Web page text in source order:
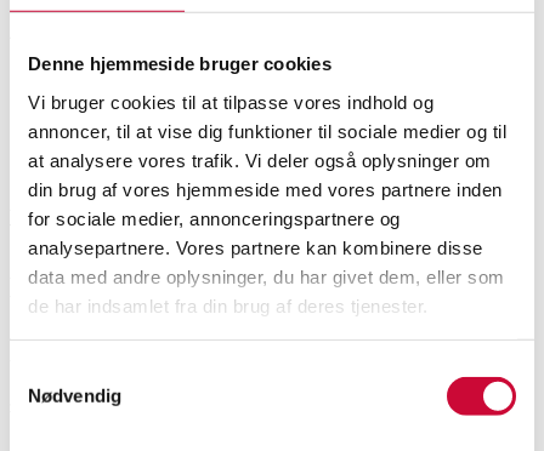
Denne hjemmeside bruger cookies
Vi bruger cookies til at tilpasse vores indhold og
annoncer, til at vise dig funktioner til sociale medier og til
at analysere vores trafik. Vi deler også oplysninger om
din brug af vores hjemmeside med vores partnere inden
for sociale medier, annonceringspartnere og
analysepartnere. Vores partnere kan kombinere disse
data med andre oplysninger, du har givet dem, eller som
de har indsamlet fra din brug af deres tjenester.
Nødvendig
Lounge chairs
Arne Hovmand Olsen. A pair
of teak chairs
SHOWROOM
Vejle
ESTIMATE
DKK 4,000
ITEM NUMBER
6546208
Description
zero